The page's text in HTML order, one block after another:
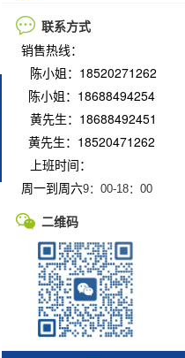
联系方式
销售热线：
陈小姐：18520271262
陈小姐：18688494254
黄先生：18688492451
黄先生：18520471262
上班时间：
周一到周六9：00-18：00
二维码